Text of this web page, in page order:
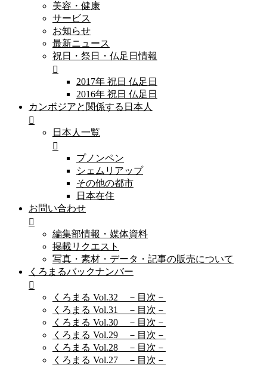
美容・健康
サービス
お知らせ
最新ニュース
祝日・祭日・仏足日情報
2017年 祝日 仏足日
2016年 祝日 仏足日
カンボジアと関係する日本人
日本人一覧
プノンペン
シェムリアップ
その他の都市
日本在住
お問い合わせ
編集部情報・媒体資料
掲載リクエスト
写真・素材・データ・記事の販売について
くろまるバックナンバー
くろまる Vol.32 －目次－
くろまる Vol.31 －目次－
くろまる Vol.30 －目次－
くろまる Vol.29 －目次－
くろまる Vol.28 －目次－
くろまる Vol.27 －目次－